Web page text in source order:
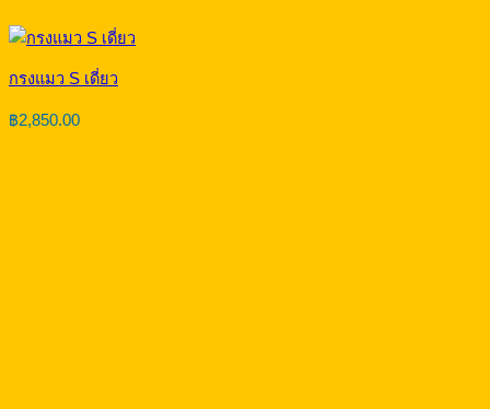
กรงแมว S เดี่ยว
฿2,850.00